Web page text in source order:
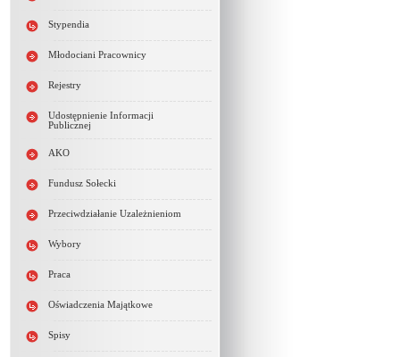
Stypendia
Młodociani Pracownicy
Rejestry
Udostępnienie Informacji
Publicznej
AKO
Fundusz Sołecki
Przeciwdziałanie Uzależnieniom
Wybory
Praca
Oświadczenia Majątkowe
Spisy